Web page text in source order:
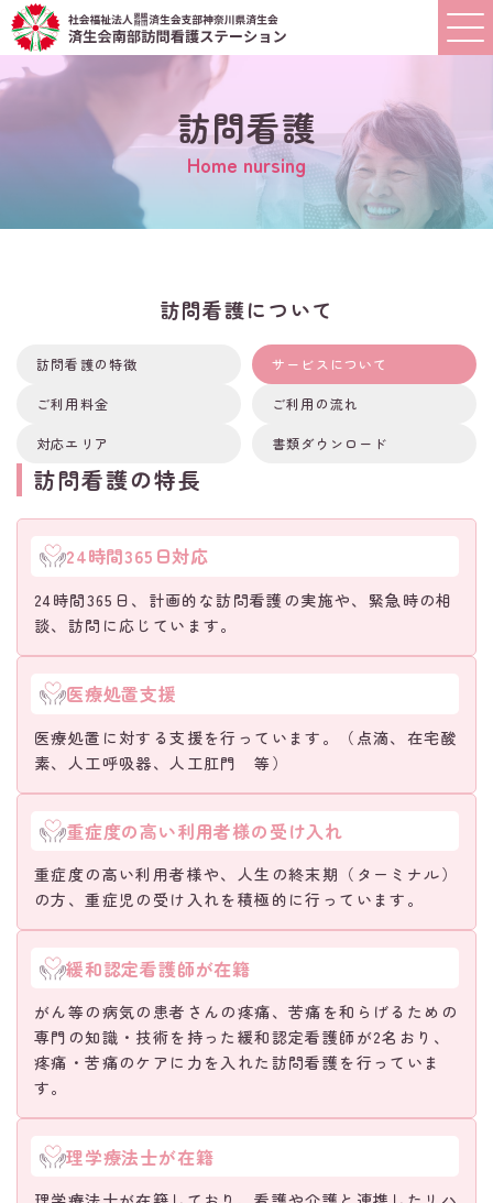
訪問看護
Home nursing
訪問看護について
訪問看護の特徴 サービスについて
ご利用料金 ご利用の流れ
対応エリア 書類ダウンロード
訪問看護の特長
24時間365日対応
24時間365日、計画的な訪問看護の実施や、緊急時の相
談、訪問に応じています。
医療処置支援
医療処置に対する支援を行っています。（点滴、在宅酸
素、人工呼吸器、人工肛門 等）
重症度の高い利用者様の受け入れ
重症度の高い利用者様や、人生の終末期（ターミナル）
の方、重症児の受け入れを積極的に行っています。
緩和認定看護師が在籍
がん等の病気の患者さんの疼痛、苦痛を和らげるための
専門の知識・技術を持った緩和認定看護師が2名おり、
疼痛・苦痛のケアに力を入れた訪問看護を行っていま
す。
理学療法士が在籍